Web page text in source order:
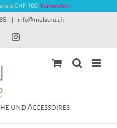
ab CHF 100 Verwerfen
| info@melablu.ch
FacebookInstagram
und Accessoires